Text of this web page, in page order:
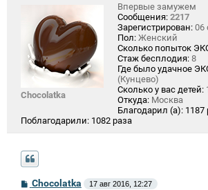
Chocolatka
Впервые замужем
Сообщения: 2217
Зарегистрирован: 06
Пол: Женский
Сколько попыток
Стаж бесплодия: 8
Где было удачное
(Кунцево)
Сколько у вас детей:
Откуда: Москва
Благодарил (а): 1187
Поблагодарили: 1082 раза
СChocolatka 17 авг 2016, 12:27